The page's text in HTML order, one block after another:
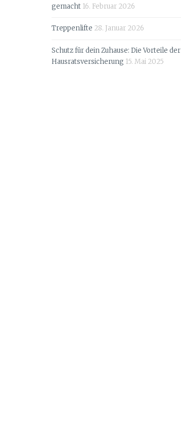
gemacht 16. Februar 2026
Treppenlifte 28. Januar 2026
Schutz für dein Zuhause: Die Vorteile der
Hausratsversicherung 15. Mai 2025